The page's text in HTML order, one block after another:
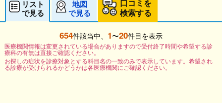
リスト
で見る
地図
で見る
口コミを
検索する
654件該当中、 1〜20件目を表示
医療機関情報は変更されている場合がありますので受付終了時間や希望する診
療科の有無は直接ご確認ください。
お探しの症状を診療対象とする科目名の一致のみで表示しています。希望され
る診療が受けられるかどうかは各医療機関にご確認ください。